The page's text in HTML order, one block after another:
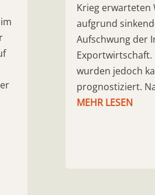
Krieg erwarteten
aufgrund
Aufschwung der
wurden jedoch
prognostiziert.
MEHR LESEN